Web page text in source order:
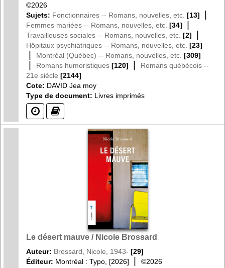
©2026
Sujets: Fonctionnaires -- Romans, nouvelles, etc. [13] |
Femmes mariées -- Romans, nouvelles, etc. [34] |
Travailleuses sociales -- Romans, nouvelles, etc. [2] |
Hôpitaux psychiatriques -- Romans, nouvelles, etc. [23]
| Montréal (Québec) -- Romans, nouvelles, etc. [309]
| Romans humoristiques [120] |
Romans québécois --
21e siècle [2144]
Cote: DAVID Jea moy
Type de document: Livres imprimés
(?) (?)
Le désert mauve / Nicole Brossard
Auteur: Brossard, Nicole, 1943- [29]
Éditeur: Montréal : Typo, [2026] |
©2026